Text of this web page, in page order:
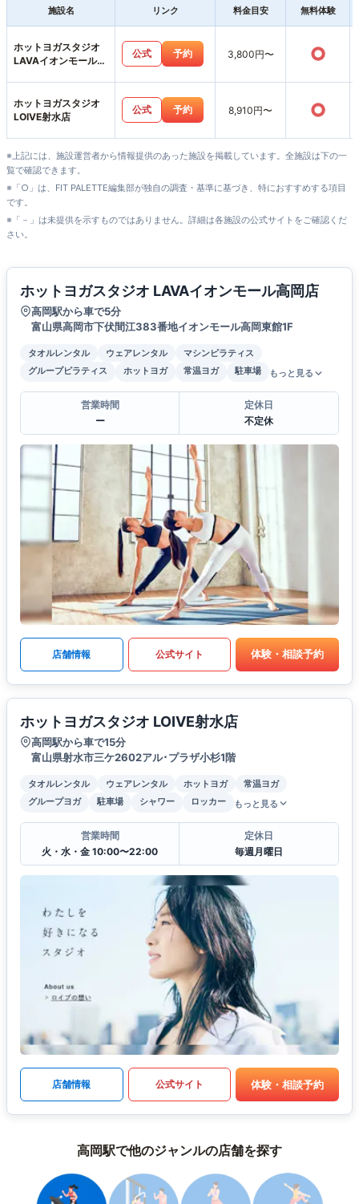
施設名 リンク 料金目安 無料体験
ホットヨガスタジオ
LAVAイオンモール高
公式 予約 3,800円〜 ○
ホットヨガスタジオ
LOIVE射水店
公式 予約 8,910円〜 ○
※上記には、施設運営者から情報提供のあった施設を掲載しています。全施設は下の一
覧で確認できます。
※「○」は、FIT PALETTE編集部が独自の調査・基準に基づき、特におすすめする項目
です。
※「－」は未提供を示すものではありません。詳細は各施設の公式サイトをご確認くだ
さい。
ホットヨガスタジオ LAVAイオンモール高岡店
高岡駅から車で5分
富山県高岡市下伏間江383番地イオンモール高岡東館1F
タオルレンタル ウェアレンタル
マシンピラティス
グループピラティス
ホットヨガ 常温ヨガ 駐車場 もっと見る
営業時間
ー
定休日
不定休
店舗情報 公式サイト 体験・相談予約
ホットヨガスタジオ LOIVE射水店
高岡駅から車で15分
富山県射水市三ケ2602アル･プラザ小杉1階
タオルレンタル ウェアレンタル ホットヨガ
常温ヨガ
グループヨガ
駐車場 シャワー ロッカー もっと見る
営業時間
火・水・金 10:00〜22:00
定休日
毎週月曜日
店舗情報 公式サイト 体験・相談予約
高岡駅で他のジャンルの店舗を探す